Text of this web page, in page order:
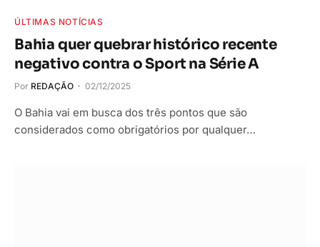
ÚLTIMAS NOTÍCIAS
Bahia quer quebrar histórico recente
negativo contra o Sport na Série A
Por REDAÇÃO 02/12/2025
O Bahia vai em busca dos três pontos que são
considerados como obrigatórios por qualquer…